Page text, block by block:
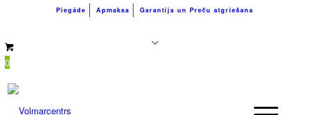
Piegāde Apmaksa Garantija un Preču atgriešana
0